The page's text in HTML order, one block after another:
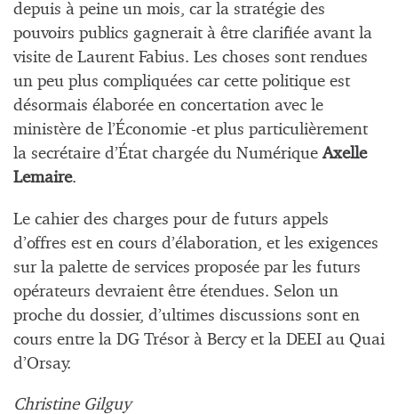
depuis à peine un mois, car la stratégie des
pouvoirs publics gagnerait à être clarifiée avant la
visite de Laurent Fabius. Les choses sont rendues
un peu plus compliquées car cette politique est
désormais élaborée en concertation avec le
ministère de l’Économie -et plus particulièrement
la secrétaire d’État chargée du NumériqueAxelle
Lemaire.
Le cahier des charges pour de futurs appels
d’offres est en cours d’élaboration, et les exigences
sur la palette de services proposée par les futurs
opérateurs devraient être étendues. Selon un
proche du dossier, d’ultimes discussions sont en
cours entre la DG Trésor à Bercy et la DEEI au Quai
d’Orsay.
Christine Gilguy